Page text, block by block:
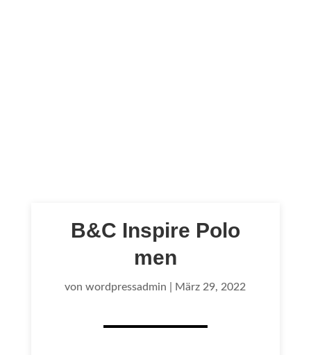
B&C Inspire Polo
men
vonwordpressadmin März 29, 2022